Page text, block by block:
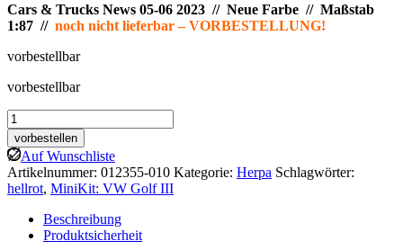
Cars & Trucks News 05-06 2023 // Neue Farbe // Maßstab
1:87 // noch nicht lieferbar – VORBESTELLUNG!
vorbestellbar
vorbestellbar
Herpa
MiniKit:
VW
Golf
III,
hellrot
Menge
vorbestellen
Auf Wunschliste
Artikelnummer: 012355-010 Kategorie: Herpa Schlagwörter:
hellrot, MiniKit: VW Golf III
Beschreibung
Produktsicherheit